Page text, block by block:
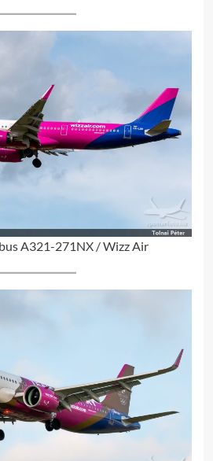
A321-271NX / Wizz Air